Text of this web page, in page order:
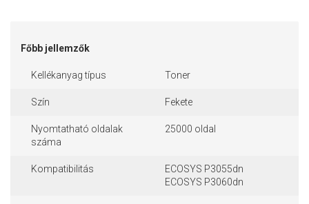
Főbb jellemzők
Kellékanyag típus Toner
Szín Fekete
Nyomtatható oldalak
száma
25000 oldal
Kompatibilitás
ECOSYS P3055dn
ECOSYS P3060dn